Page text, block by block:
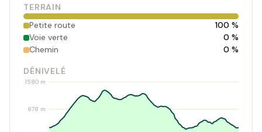
TERRAIN
Petite route
100 %
Voie verte
0 %
Chemin
0 %
DÉNIVELÉ
878 m
1580 m